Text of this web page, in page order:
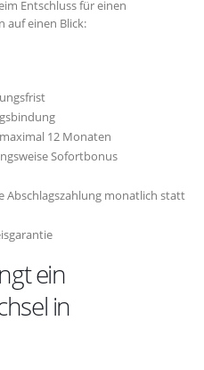
Entschluss für einen
auf einen Blick:
12 Monaten
Sofortbonus
Abschlagszahlung monatlich statt
ein
in